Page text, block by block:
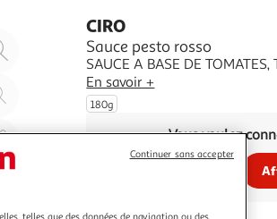
Agrandir
l'illustration
l'illustration
à
100
Partager
le
CIRO
Sauce pesto rosso
SAUCE A BASE DE TOMATES,
En savoir +
180g
Vous voulez
Continuer sans accepter